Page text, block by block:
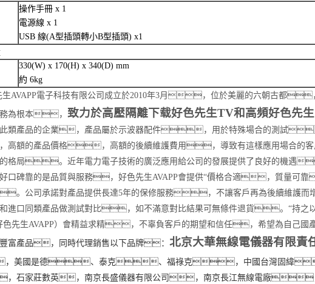
操作手冊 x 1
電源線 x 1
USB 線(A型插頭轉小B型插頭) x1
330(W) x 170(H) x 340(D) mm
約 6kg
生AVAPP電子科技有限公司成立於2010年3月，位於美麗的六朝古都
為根本， 致力於高壓隔離下载好色先生TV和高頻好色先
類產品的企業， 產品屬於示波器配件，用於特殊場合的測試
額的產品價格，高額的後續維護費用，導致有這樣應用場合的客
格局。近年電力電子技術的廣泛應用給公司的發展提供了良好的機遇
口碑靠的是品質與服務， 好色先生AVAPP會提供“價格合適，質量
。公司承諾對產品提供長達5年的保修服務，不讓客戶再為後續維護
和進口同類產品做測試對比，如不滿意對比結果可無條件退貨。“持
色先生AVAPP）會精益求精，不辜負客戶的期望和信任，希望為自己
富產品，同時代理銷售以下品牌： 北京大華無線電儀器有限責
美國是德、 泰克、 福祿克，中國台灣固緯
，石家莊數英，南京長盛儀器有限公司，南京長江無線電廠